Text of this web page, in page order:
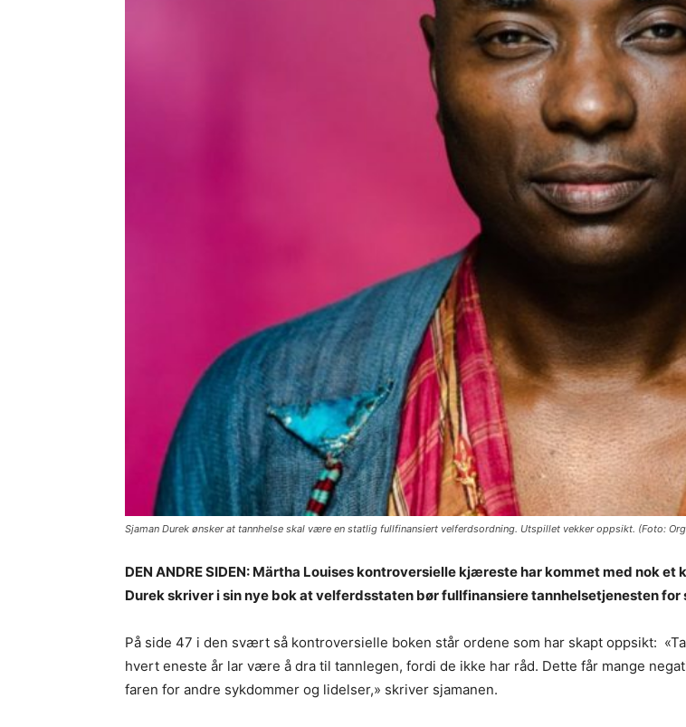
Sjaman Durek ønsker at tannhelse skal være en statlig fullfinansiert velferdsordning. Utspillet vekker oppsikt. (Foto:
DEN ANDRE SIDEN: Märtha Louises kontroversielle kjæreste har kommet med nok
Durek skriver i sin nye bok at velferdsstaten bør fullfinansiere tannhelsetjenesten for
På side 47 i den svært så kontroversielle boken står ordene som har skapt oppsikt:
hvert eneste år lar være å dra til tannlegen, fordi de ikke har råd. Dette får mange
faren for andre sykdommer og lidelser,» skriver sjamanen.